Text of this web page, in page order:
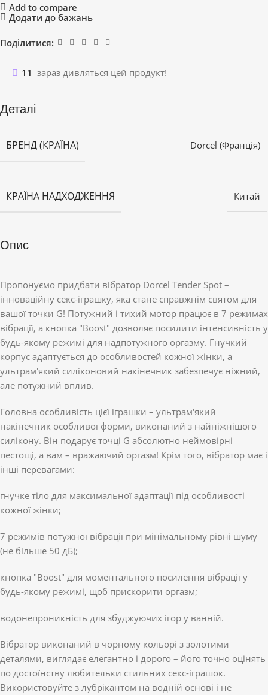
Add to compare
Додати до бажань
Поділитися:
11 зараз дивляться цей продукт!
Деталі
БРЕНД (КРАЇНА) Dorcel (Франція)
КРАЇНА НАДХОДЖЕННЯ Китай
Опис
Пропонуємо придбати вібратор Dorcel Tender Spot –
інноваційну секс-іграшку, яка стане справжнім святом для
вашої точки G! Потужний і тихий мотор працює в 7 режимах
вібрації, а кнопка "Boost" дозволяє посилити інтенсивність у
будь-якому режимі для надпотужного оргазму. Гнучкий
корпус адаптується до особливостей кожної жінки, а
ультрам'який силіконовий накінечник забезпечує ніжний,
але потужний вплив.
Головна особливість цієї іграшки – ультрам'який
накінечник особливої ​​форми, виконаний з найніжнішого
силікону. Він подарує точці G абсолютно неймовірні
пестощі, а вам – вражаючий оргазм! Крім того, вібратор має і
інші перевагами:
гнучке тіло для максимальної адаптації під особливості
кожної жінки;
7 режимів потужної вібрації при мінімальному рівні шуму
(не більше 50 дБ);
кнопка "Boost" для моментального посилення вібрації у
будь-якому режимі, щоб прискорити оргазм;
водонепроникність для збуджуючих ігор у ванній.
Вібратор виконаний в чорному кольорі з золотими
деталями, виглядає елегантно і дорого – його точно оцінять
по достоїнству любительки стильних секс-іграшок.
Використовуйте з лубрікантом на водній основі і не